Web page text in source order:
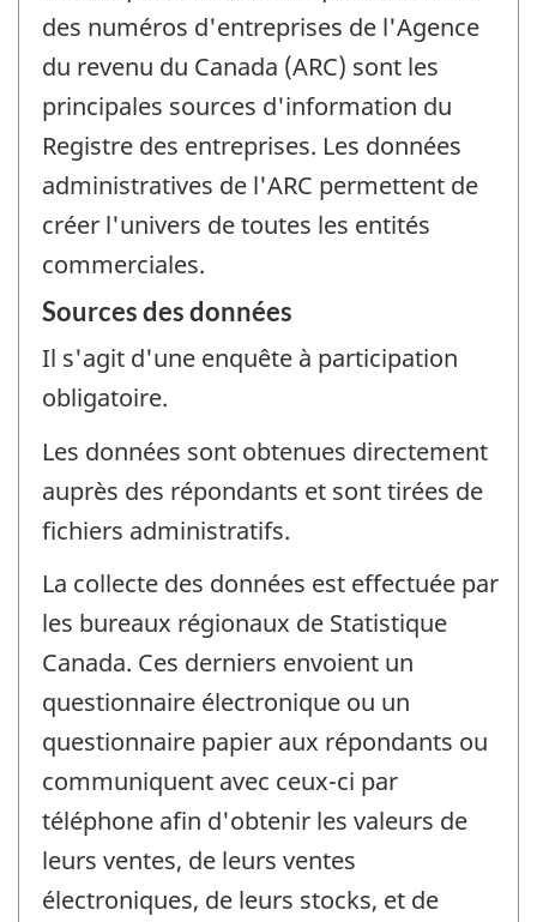
des numéros d'entreprises de l'Agence
du revenu du Canada (ARC) sont les
principales sources d'information du
Registre des entreprises. Les données
administratives de l'ARC permettent de
créer l'univers de toutes les entités
commerciales.
Sources des données
Il s'agit d'une enquête à participation
obligatoire.
Les données sont obtenues directement
auprès des répondants et sont tirées de
fichiers administratifs.
La collecte des données est effectuée par
les bureaux régionaux de Statistique
Canada. Ces derniers envoient un
questionnaire électronique ou un
questionnaire papier aux répondants ou
communiquent avec ceux-ci par
téléphone afin d'obtenir les valeurs de
leurs ventes, de leurs ventes
électroniques, de leurs stocks, et de